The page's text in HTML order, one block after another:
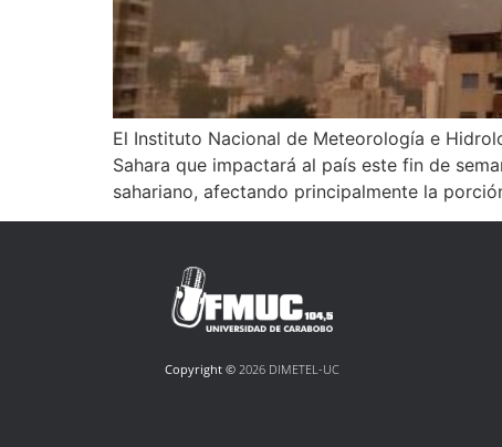
El Instituto Nacional de Meteorología e
Sahara que impactará al país este fin de
sahariano, afectando principalmente la
Copyright ©2026 DIMETEL-UC